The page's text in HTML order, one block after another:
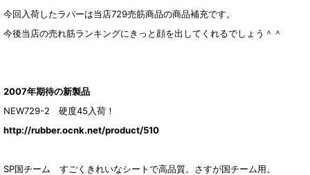
今回入荷したラバーは当店729売筋商品の商品補充です。
今後当店の売れ筋ランキングにきっと顔を出してくれるでしょう＾＾
2007年期待の新製品
NEW729-2 硬度45入荷！
http://rubber.ocnk.net/product/510
SP国チーム すごくきれいなシートで高品質。さすが国チーム用。